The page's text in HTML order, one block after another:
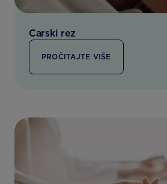
Carski rez
PROČITAJTE VIŠE